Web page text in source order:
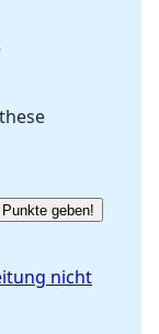
geben!
nicht